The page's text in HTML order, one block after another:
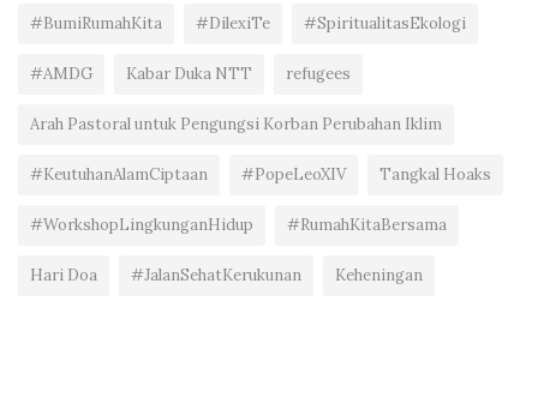
#BumiRumahKita #DilexiTe #SpiritualitasEkologi
#AMDG Kabar Duka NTT refugees
Arah Pastoral untuk Pengungsi Korban Perubahan Iklim
#KeutuhanAlamCiptaan #PopeLeoXIV Tangkal Hoaks
#WorkshopLingkunganHidup #RumahKitaBersama
Hari Doa #JalanSehatKerukunan Keheningan